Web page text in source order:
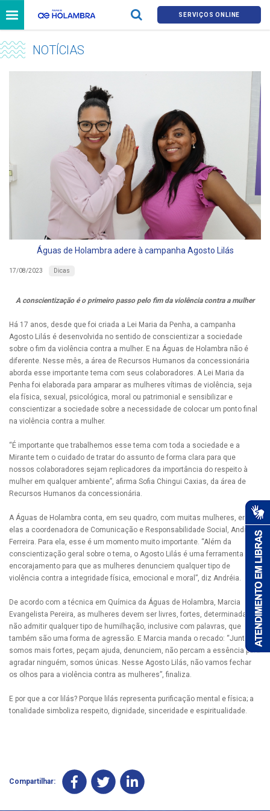
SERVIÇOS ONLINE
NOTÍCIAS
Águas de Holambra adere à campanha Agosto Lilás
17/08/2023 Dicas
A conscientização é o primeiro passo pelo fim da violência contra a mulher
Há 17 anos, desde que foi criada a Lei Maria da Penha, a campanha
Agosto Lilás é desenvolvida no sentido de conscientizar a sociedade
sobre o fim da violência contra a mulher. E na Águas de Holambra não é
diferente. Nesse mês, a área de Recursos Humanos da concessionária
aborda esse importante tema com seus colaboradores. A Lei Maria da
Penha foi elaborada para amparar as mulheres vítimas de violência, seja
ela física, sexual, psicológica, moral ou patrimonial e sensibilizar e
conscientizar a sociedade sobre a necessidade de colocar um ponto final
na violência contra a mulher.
“É importante que trabalhemos esse tema com toda a sociedade e a
Mirante tem o cuidado de tratar do assunto de forma clara para que
nossos colaboradores sejam replicadores da importância do respeito à
mulher em qualquer ambiente”, afirma Sofia Chingui Caxias, da área de
Recursos Humanos da concessionária.
A Águas de Holambra conta, em seu quadro, com muitas mulheres, entre
elas a coordenadora de Comunicação e Responsabilidade Social, Andréia
Ferreira. Para ela, esse é um momento muito importante. “Além da
conscientização geral sobre o tema, o Agosto Lilás é uma ferramenta de
encorajamento para que as mulheres denunciem qualquer tipo de
violência contra a integridade física, emocional e moral”, diz Andréia.
De acordo com a técnica em Química da Águas de Holambra, Marcia
Evangelista Pereira, as mulheres devem ser livres, fortes, determinadas e
não admitir qualquer tipo de humilhação, inclusive com palavras, que
também são uma forma de agressão. E Marcia manda o recado: “Juntas
somos mais fortes, peçam ajuda, denunciem, não percam a essência para
agradar ninguém, somos únicas. Nesse Agosto Lilás, não vamos fechar
os olhos para a violência contra as mulheres”, finaliza.
E por que a cor lilás? Porque lilás representa purificação mental e física; a
tonalidade simboliza respeito, dignidade, sinceridade e espiritualidade.
Compartilhar: